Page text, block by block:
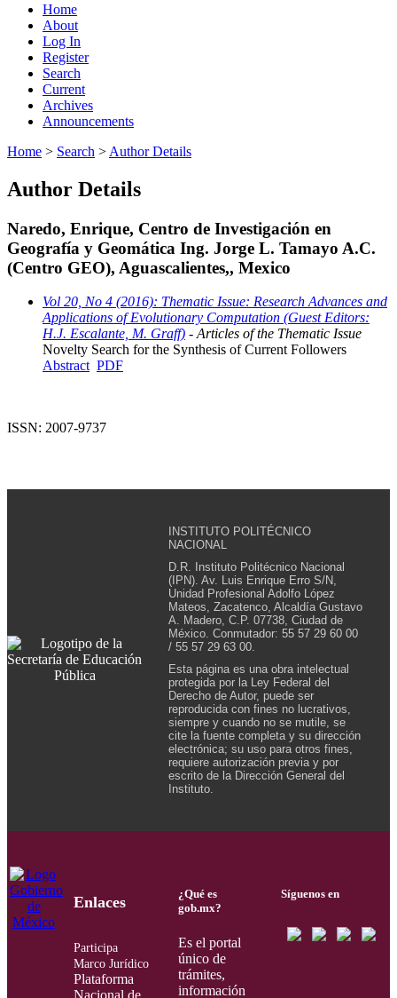
Home
About
Log In
Register
Search
Current
Archives
Announcements
Home > Search > Author Details
Author Details
Naredo, Enrique, Centro de Investigación en
Geografía y Geomática Ing. Jorge L. Tamayo A.C.
(Centro GEO), Aguascalientes,, Mexico
Vol 20, No 4 (2016): Thematic Issue: Research Advances and
Applications of Evolutionary Computation (Guest Editors:
H.J. Escalante, M. Graff) - Articles of the Thematic Issue
Novelty Search for the Synthesis of Current Followers
Abstract PDF
ISSN: 2007-9737
INSTITUTO POLITÉCNICO
NACIONAL
D.R. Instituto Politécnico Nacional
(IPN). Av. Luis Enrique Erro S/N,
Unidad Profesional Adolfo López
Mateos, Zacatenco, Alcaldía Gustavo
A. Madero, C.P. 07738, Ciudad de
México. Conmutador: 55 57 29 60 00
/ 55 57 29 63 00.
Esta página es una obra intelectual
protegida por la Ley Federal del
Derecho de Autor, puede ser
reproducida con fines no lucrativos,
siempre y cuando no se mutile, se
cite la fuente completa y su dirección
electrónica; su uso para otros fines,
requiere autorización previa y por
escrito de la Dirección General del
Instituto.
Enlaces
Participa
Marco Jurídico
Plataforma
Nacional de
¿Qué es
gob.mx?
Es el portal
único de
trámites,
información
Síguenos en